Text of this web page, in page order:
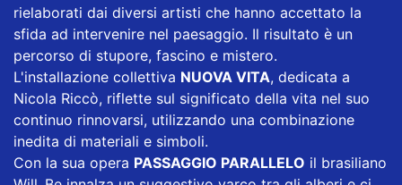
rielaborati dai diversi artisti che hanno accettato la
sfida ad intervenire nel paesaggio. Il risultato è un
percorso di stupore, fascino e mistero.
L'installazione collettiva NUOVA VITA, dedicata a
Nicola Riccò, riflette sul significato della vita nel suo
continuo rinnovarsi, utilizzando una combinazione
inedita di materiali e simboli.
Con la sua opera PASSAGGIO PARALLELO il brasiliano